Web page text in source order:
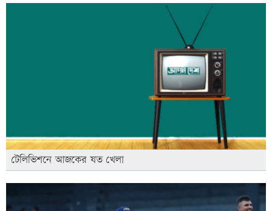
টেলিভিশনে আজকের যত খেলা